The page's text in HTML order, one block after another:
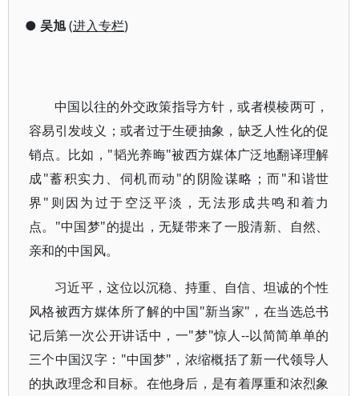
● 吴旭(进入专栏)
中国以往的外交政策指导方针，或者模棱两可，
容易引发歧义；或者过于生硬抽象，缺乏人性化的促
销点。比如，"韬光养晦"被西方媒体广泛地翻译理解
成"蓄积实力、伺机而动"的阴险谋略；而"和谐世
界"则因为过于空泛平淡，无法形成共鸣和着力
点。"中国梦"的提出，无疑带来了一股清新、自然、
亲和的中国风。
习近平，这位以沉稳、持重、自信、坦诚的个性
风格被西方媒体所了解的中国"新当家"，在当选总书
记后第一次公开讲话中，一"梦"惊人--以简简单单的
三个中国汉字："中国梦"，浓缩概括了新一代领导人
的执政理念和目标。在他身后，是有着厚重和浓烈象